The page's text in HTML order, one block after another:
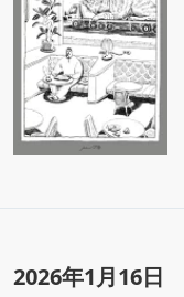
2026年1月16日